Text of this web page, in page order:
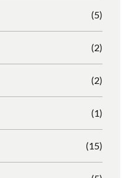
(5)
(2)
(2)
(1)
(15)